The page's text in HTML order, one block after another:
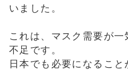
いました。
これは、マスク需要が
不足です。
日本でも必要になるこ